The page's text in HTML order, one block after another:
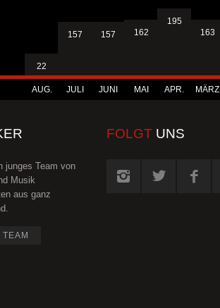
22
AUG.
157
JULI
157
JUNI
162
MAI
195
APR.
163
MÄRZ
junges Team von
Musik
aus ganz
TEAM
FOLGT UNS